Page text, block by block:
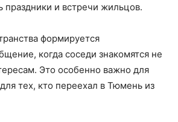
праздники и встречи жильцов.
формируется
когда соседи знакомятся не
Это особенно важно для
тех, кто переехал в Тюмень из